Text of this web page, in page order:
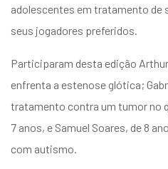
adolescentes em tratamento de
seus jogadores preferidos.
Participaram desta edição
enfrenta a estenose glótica;
tratamento contra um tumor no
7 anos, e Samuel Soares, de 8
com autismo.